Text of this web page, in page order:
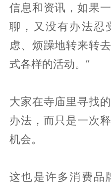
信息和资讯，如果
聊，又没有办法忍
虑、烦躁地转来转
式各样的活动。”
大家在寺庙里寻找
办法，而只是一次
机会。
这也是许多消费品